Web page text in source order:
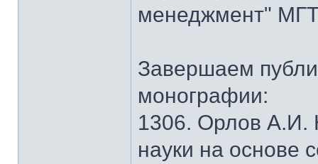
менеджмент"
Завершаем
монографии:
1306. Орлов А.И.
науки на основе